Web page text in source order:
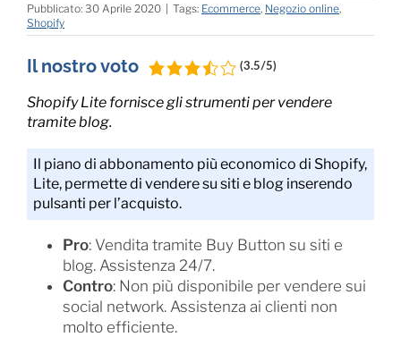
Pubblicato: 30 Aprile 2020 Tags: Ecommerce, Negozio online,
Shopify
Il nostro voto (3.5/5)
Shopify Lite fornisce gli strumenti per vendere
tramite blog.
Il piano di abbonamento più economico di Shopify,
Lite, permette di vendere su siti e blog inserendo
pulsanti per l’acquisto.
Pro: Vendita tramite Buy Button su siti e
blog. Assistenza 24/7.
Contro: Non più disponibile per vendere sui
social network. Assistenza ai clienti non
molto efficiente.